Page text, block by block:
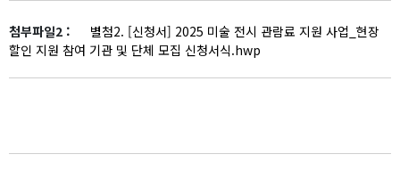
첨부파일2 :
별첨2. [신청서] 2025 미술 전시 관람료 지원 사업_현장
할인 지원 참여 기관 및 단체 모집 신청서식.hwp